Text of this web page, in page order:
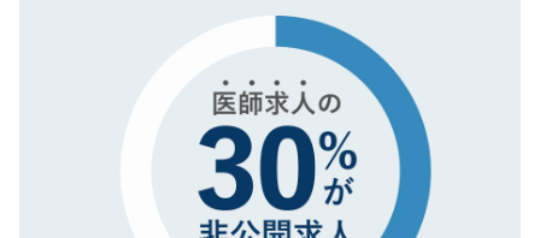
で、機密保持に関してもご安心ください。